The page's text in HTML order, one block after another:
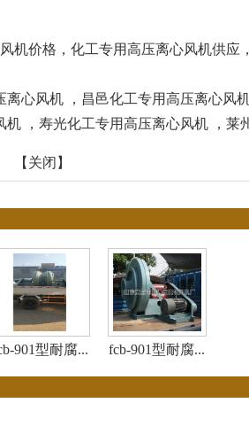
机价格，化工专用高压离心风机供
离心风机， 昌邑化工专用高压离心风
机， 寿光化工专用高压离心风机， 莱
【 关闭 】
901型耐腐... fcb-901型耐腐...